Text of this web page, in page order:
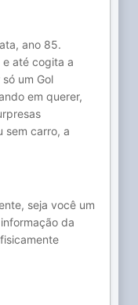
ano 85.
até cogita a
um Gol
em querer,
sem carro, a
seja você um
da